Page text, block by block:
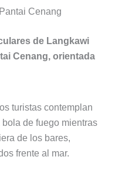
Cenang
de Langkawi
Cenang, orientada
turistas contemplan
de fuego mientras
de los bares,
frente al mar.